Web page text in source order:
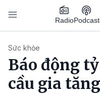
Nhảy đến nội dung
RadioPodcast
Sức khỏe
Báo động
cầu gia tăng